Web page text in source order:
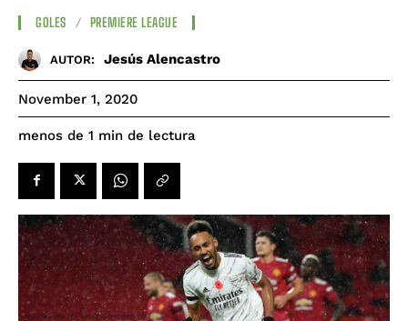
GOLES PREMIERE LEAGUE
AUTOR: Jesús Alencastro
November 1, 2020
menos de 1 min de lectura